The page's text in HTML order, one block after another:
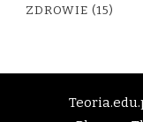
ZDROWIE (15)